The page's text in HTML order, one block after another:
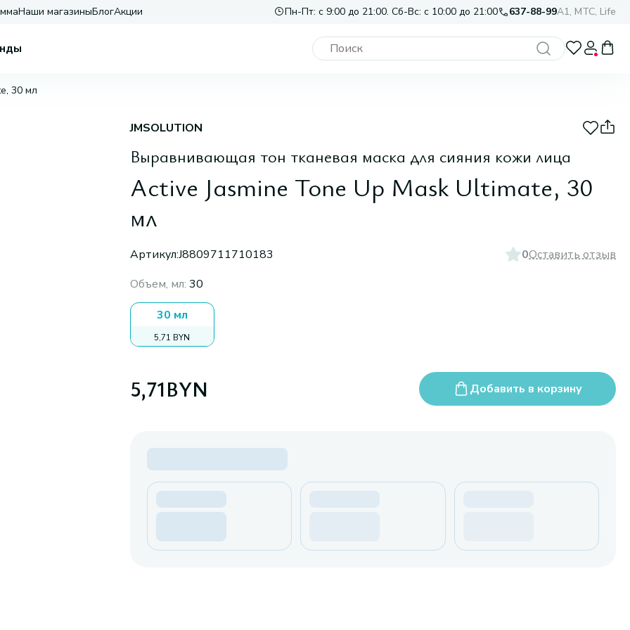
Наши магазиныБлогАкции Пн-Пт: с 9:00 до 21:00. Сб-Вс: с 10:00 до 21:00 637-88-99A1, МТС, Life
30 мл
JMSOLUTION
Выравнивающая тон тканевая маска для сияния кожи лица
Active Jasmine Tone Up Mask Ultimate, 30
мл
Артикул:J8809711710183 0Оставить отзыв
Объем, мл: 30
30 мл
5,71 BYN
5,71BYN Добавить в корзину